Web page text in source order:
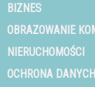
BIZNES
OBRAZOWANIE
NIERUCHOMOŚCI
OCHRONA